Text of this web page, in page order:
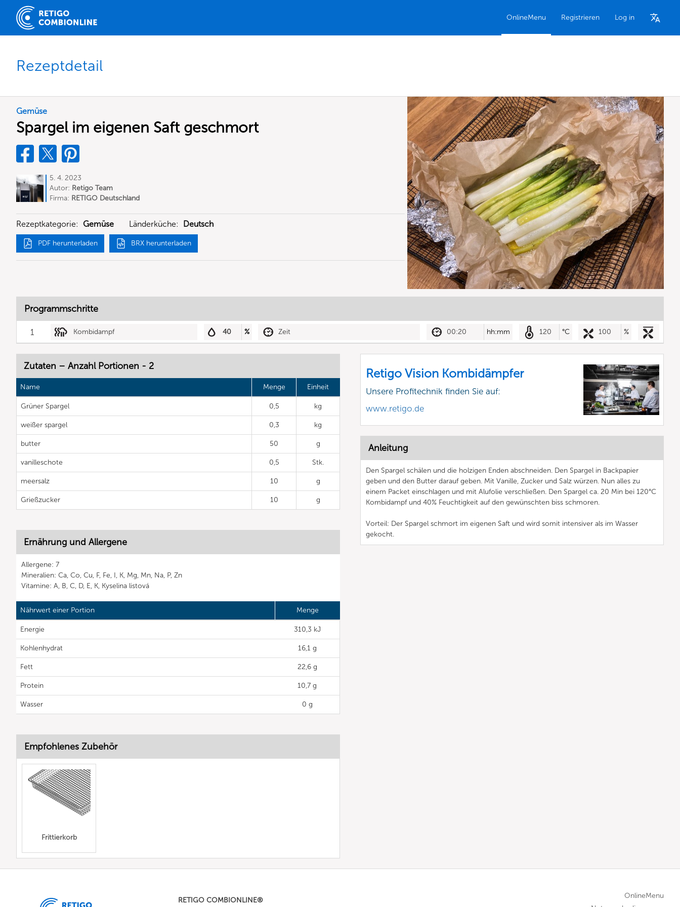
OnlineMenu Registrieren Log in
Rezeptdetail
Gemüse
Spargel im eigenen Saft geschmort
5. 4. 2023
Autor: Retigo Team
Deutschland
Firma: RETIGO Deutschland
Rezeptkategorie: Gemüse Länderküche: Deutsch
PDF herunterladen BRX herunterladen
Programmschritte
1 Kombidampf 40 % Zeit 00:20 hh:mm 120 °C 100 %
Zutaten – Anzahl Portionen - 2
Name Menge Einheit
Grüner Spargel 0,5 kg
weißer spargel 0,3 kg
butter 50 g
vanilleschote 0,5 Stk.
meersalz 10 g
Grießzucker 10 g
Ernährung und Allergene
Allergene: 7
Mineralien: Ca, Co, Cu, F, Fe, I, K, Mg, Mn, Na, P, Zn
Vitamine: A, B, C, D, E, K, Kyselina listová
Nährwert einer Portion Menge
Energie 310,3 kJ
Kohlenhydrat 16,1 g
Fett 22,6 g
Protein 10,7 g
Wasser 0 g
Retigo Vision Kombidämpfer
Unsere Profitechnik finden Sie auf:
www.retigo.de
Anleitung
Den Spargel schälen und die holzigen Enden abschneiden. Den Spargel in Backpapier
geben und den Butter darauf geben. Mit Vanille, Zucker und Salz würzen. Nun alles zu
einem Packet einschlagen und mit Alufolie verschließen. Den Spargel ca. 20 Min bei 120°C
Kombidampf und 40% Feuchtigkeit auf den gewünschten biss schmoren.
Vorteil: Der Spargel schmort im eigenen Saft und wird somit intensiver als im Wasser
gekocht.
Empfohlenes Zubehör
Frittierkorb
RETIGO COMBIONLINE®
OnlineMenu